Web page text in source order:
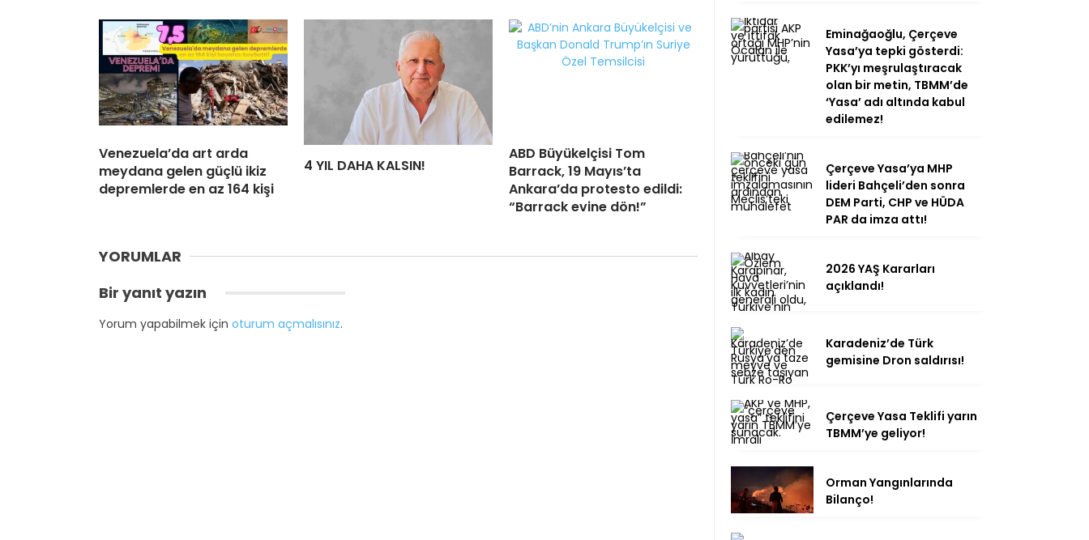
Venezuela’da art arda
meydana gelen güçlü ikiz
depremlerde en az 164 kişi
4 YIL DAHA KALSIN!
ABD Büyükelçisi Tom
Barrack, 19 Mayıs’ta
Ankara’da protesto edildi:
“Barrack evine dön!”
YORUMLAR
Bir yanıt yazın
Yorum yapabilmek için oturum açmalısınız.
Eminağaoğlu, Çerçeve
Yasa’ya tepki gösterdi:
PKK’yı meşrulaştıracak
olan bir metin, TBMM’de
‘Yasa’ adı altında kabul
edilemez!
Çerçeve Yasa’ya MHP
lideri Bahçeli’den sonra
DEM Parti, CHP ve HÜDA
PAR da imza attı!
2026 YAŞ Kararları
açıklandı!
Karadeniz’de Türk
gemisine Dron saldırısı!
Çerçeve Yasa Teklifi yarın
TBMM’ye geliyor!
Orman Yangınlarında
Bilanço!